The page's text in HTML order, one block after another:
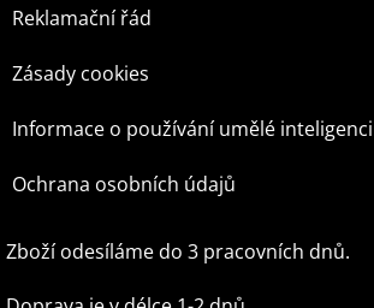
Reklamační řád
Zásady cookies
Informace o používání umělé inteligenci
Ochrana osobních údajů
Zboží odesíláme do 3 pracovních dnů.